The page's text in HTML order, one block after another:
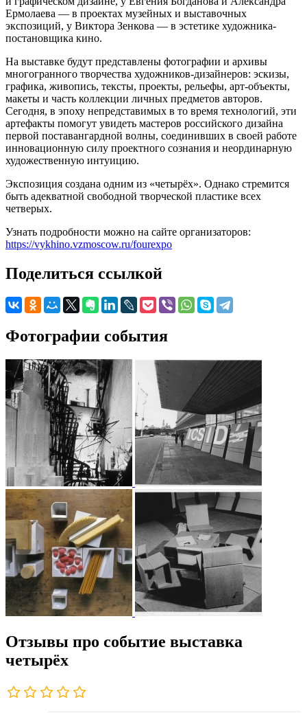
Ермолаева — в проектах музейных и выставочных
экспозиций, у Виктора Зенкова — в эстетике художника-
постановщика кино.
На выставке будут представлены фотографии и архивы
многогранного творчества художников-дизайнеров: эскизы,
графика, живопись, тексты, проекты, рельефы, арт-объекты,
макеты и часть коллекции личных предметов авторов.
Сегодня, в эпоху непредставимых в то время технологий, эти
артефакты помогут увидеть мастеров российского дизайна
первой поставангардной волны, соединивших в своей работе
инновационную силу проектного сознания и неординарную
художественную интуицию.
Экспозиция создана одним из «четырёх». Однако стремится
быть адекватной свободной творческой пластике всех
четверых.
Узнать подробности можно на сайте организаторов:
https://vykhino.vzmoscow.ru/fourexpo
Поделиться ссылкой
Фотографии события
Отзывы про событие выставка
четырёх